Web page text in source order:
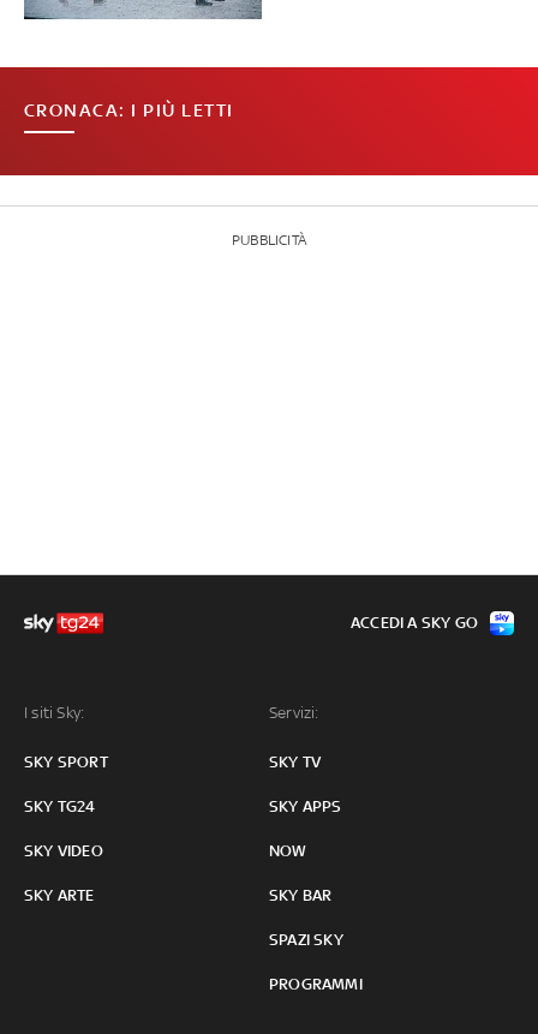
CRONACA: I PIÙ LETTI
PUBBLICITÀ
I siti Sky:
SKY SPORT
SKY TG24
SKY VIDEO
SKY ARTE
Servizi:
SKY TV
SKY APPS
NOW
SKY BAR
SPAZI SKY
PROGRAMMI
ACCEDI A SKY GO